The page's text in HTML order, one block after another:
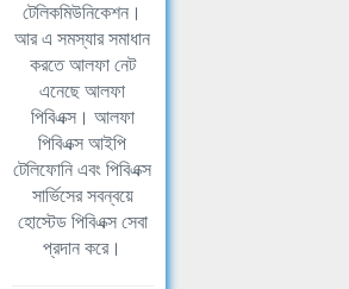
টেলিকমিউনিকেশন।
আর এ সমস্যার সমাধান
করতে আলফা নেট
এনেছে আলফা
পিবিএক্স। আলফা
পিবিএক্স আইপি
টেলিফোনি এবং পিবিএক্স
সার্ভিসের সবন্বয়ে
হোস্টেড পিবিএক্স সেবা
প্রদান করে।